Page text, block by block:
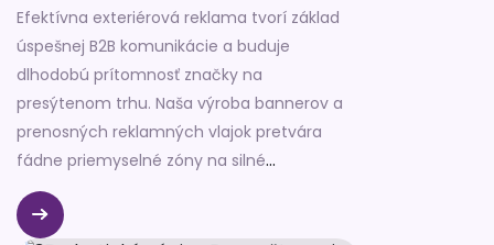
Efektívna exteriérová reklama tvorí základ
úspešnej B2B komunikácie a buduje
dlhodobú prítomnosť značky na
presýtenom trhu. Naša výroba bannerov a
prenosných reklamných vlajok pretvára
fádne priemyselné zóny na silné
komunikačné plochy. Ponúkame komplexný
servis od presného zamerania až po